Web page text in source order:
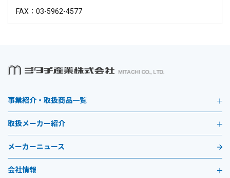
FAX：03-5962-4577
事業紹介・取扱商品一覧
取扱メーカー紹介
メーカーニュース
会社情報